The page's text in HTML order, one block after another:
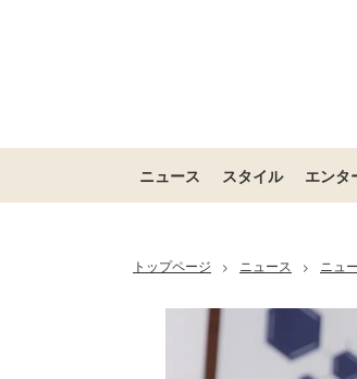
ニュース スタイル エンタ
トップページ > ニュース > ニュ